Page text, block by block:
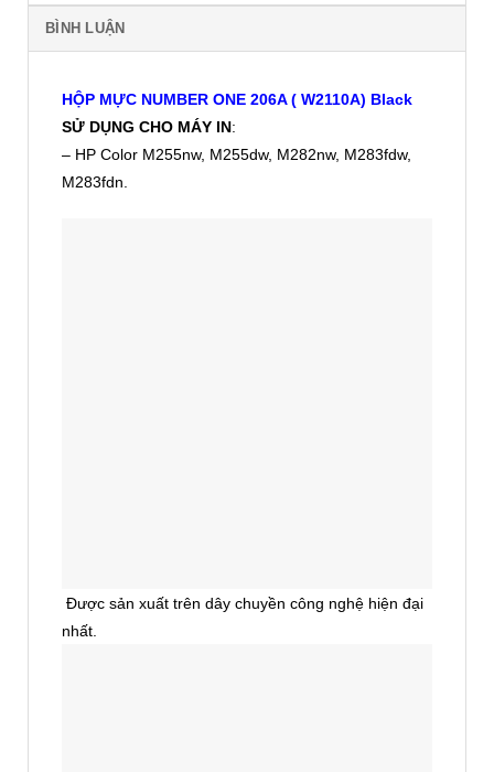
BÌNH LUẬN
HỘP MỰC NUMBER ONE 206A ( W2110A) Black
SỬ DỤNG CHO MÁY IN:
– HP Color M255nw, M255dw, M282nw, M283fdw,
M283fdn.
Được sản xuất trên dây chuyền công nghệ hiện đại
nhất.